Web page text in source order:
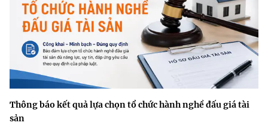
Thông báo kết quả lựa chọn tổ chức hành nghề đấu giá tài
sản